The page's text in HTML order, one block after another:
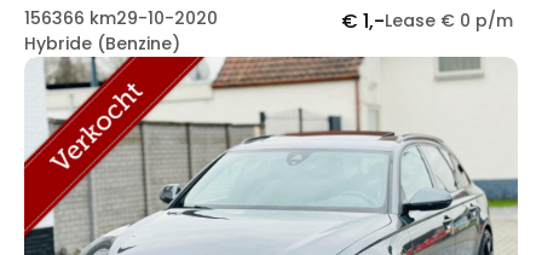
156366 km29-10-2020
Hybride (Benzine)
€ 1,-Lease € 0 p/m